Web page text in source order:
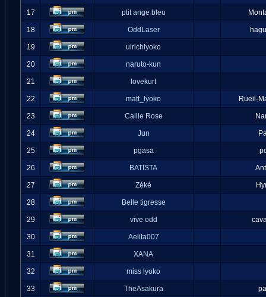
17 ptit ange bleu
18 OddLaser
19 ulrichlyoko
20 naruto-kun
21 lovekurt
22 matt_lyoko Rueil-
23 Callie Rose
24 Jun
25 pgasa
26 BATISTA
27 Zéké
28 Belle tigresse
29 vive odd
30 Aelita007
31 XANA
32 miss lyoko
33 TheAsakura